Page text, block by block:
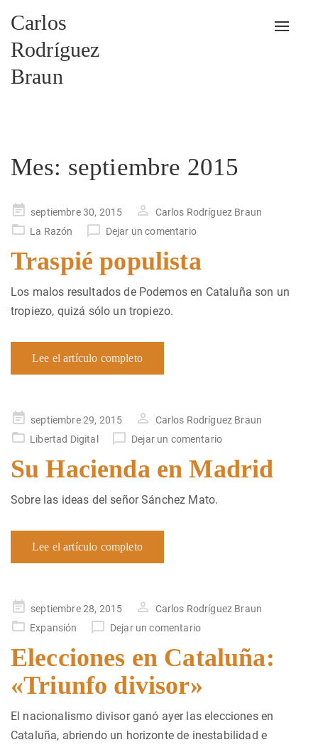
Carlos
Rodríguez
Braun
Mes: septiembre 2015
Publicado
en
septiembre 30, 2015
Carlos Rodríguez Braun
La Razón
Dejar un comentario
Traspié populista
Los malos resultados de Podemos en Cataluña son un
tropiezo, quizá sólo un tropiezo.
Lee el artículo completo
Publicado
en
septiembre 29, 2015
Carlos Rodríguez Braun
Libertad Digital
Dejar un comentario
Su Hacienda en Madrid
Sobre las ideas del señor Sánchez Mato.
Lee el artículo completo
Publicado
en
septiembre 28, 2015
Carlos Rodríguez Braun
Expansión
Dejar un comentario
Elecciones en Cataluña:
«Triunfo divisor»
El nacionalismo divisor ganó ayer las elecciones en
Cataluña, abriendo un horizonte de inestabilidad e